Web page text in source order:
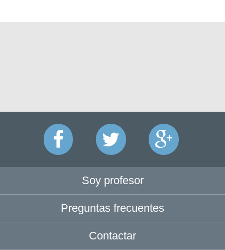
Soy profesor
Preguntas frecuentes
Contactar